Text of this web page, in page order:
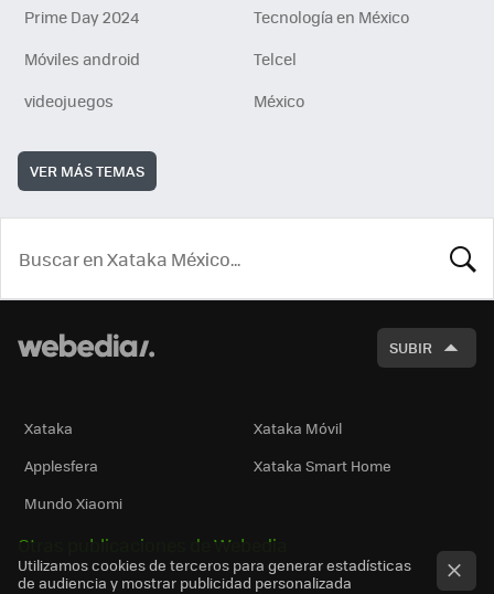
Prime Day 2024
Tecnología en México
Móviles android
Telcel
videojuegos
México
VER MÁS TEMAS
SUBIR
Xataka
Xataka Móvil
Applesfera
Xataka Smart Home
Mundo Xiaomi
Otras publicaciones de Webedia
Utilizamos cookies de terceros para generar estadísticas
de audiencia y mostrar publicidad personalizada